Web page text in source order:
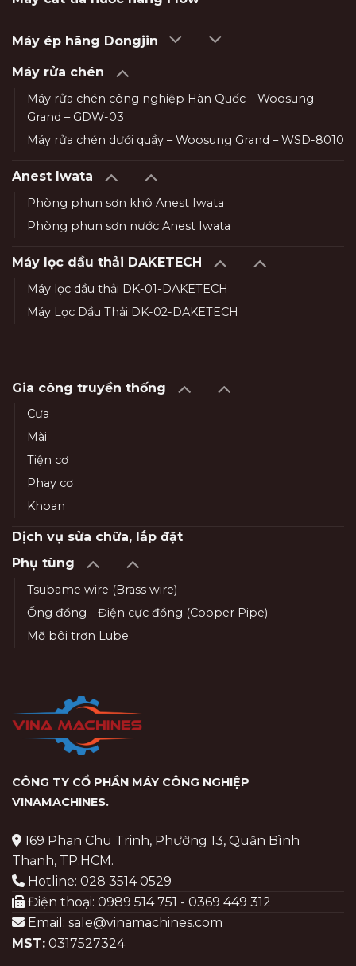
Máy ép hãng Dongjin
Máy rửa chén
Máy rửa chén công nghiệp Hàn Quốc – Woosung
Grand – GDW-03
Máy rửa chén dưới quầy – Woosung Grand – WSD-8010
Anest Iwata
Phòng phun sơn khô Anest Iwata
Phòng phun sơn nước Anest Iwata
Máy lọc dầu thải DAKETECH
Máy lọc dầu thải DK-01-DAKETECH
Máy Lọc Dầu Thải DK-02-DAKETECH
Gia công truyền thống
Cưa
Mài
Tiện cơ
Phay cơ
Khoan
Dịch vụ sửa chữa, lắp đặt
Phụ tùng
Tsubame wire (Brass wire)
Ống đồng - Điện cực đồng (Cooper Pipe)
Mỡ bôi trơn Lube
CÔNG TY CỔ PHẦN MÁY CÔNG NGHIỆP
VINAMACHINES.
169 Phan Chu Trinh, Phường 13, Quận Bình
Thạnh, TP.HCM.
Hotline: 028 3514 0529
Điện thoại: 0989 514 751 - 0369 449 312
Email: sale@vinamachines.com
MST: 0317527324